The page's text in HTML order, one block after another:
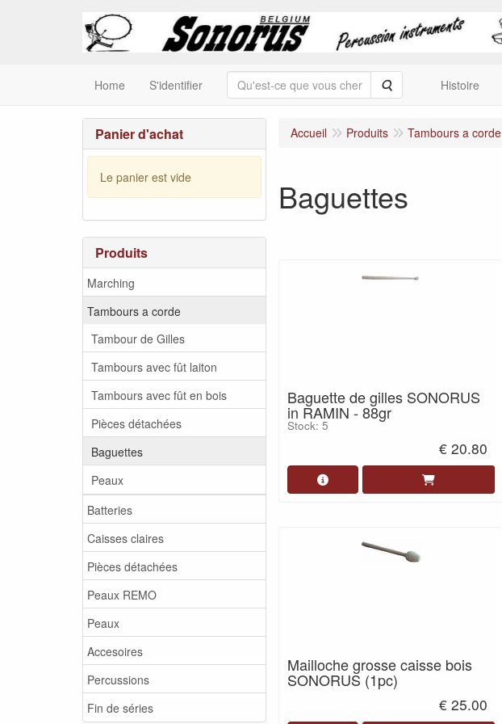
Home S'identifier RechercherHistoire
Panier d'achat
Le panier est vide
Produits
Marching
Tambours a corde
Tambour de Gilles
Tambours avec fût laiton
Tambours avec fût en bois
Pièces détachées
Baguettes
Peaux
Batteries
Caisses claires
Pièces détachées
Peaux REMO
Peaux
Accesoires
Percussions
Fin de séries
Accueil Produits Tambours a corde
Baguettes
Baguette de gilles SONORUS
in RAMIN - 88gr
Stock: 5
€ 20.80
Mailloche grosse caisse bois
SONORUS (1pc)
€ 25.00